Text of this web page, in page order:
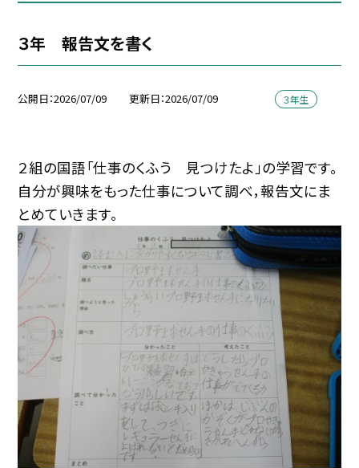
３年 報告文を書く
公開日 2026/07/09 更新日 2026/07/09 ３年生
２組の国語「仕事のくふう 見つけたよ」の学習です。
自分が興味をもった仕事について調べ，報告文にま
とめていきます。